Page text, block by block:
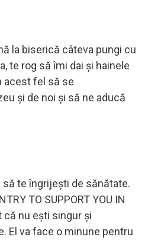
la biserică câteva pungi cu
te rog să îmi dai și hainele
acest fel să se
și de noi și să ne aducă
te îngrijești de sănătate.
TO SUPPORT YOU IN
că nu ești singur și
El va face o minune pentru